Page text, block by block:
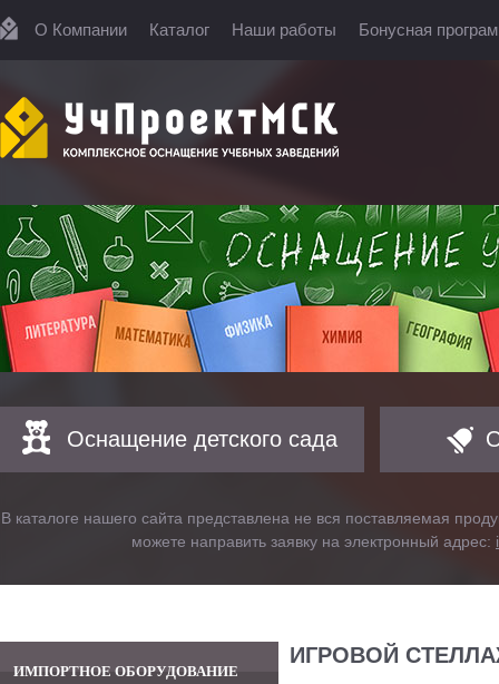
О Компании Каталог Наши работы Бонусная
Оснащение детского сада
В каталоге нашего сайта представлена не вся поставляемая
можете направить заявку на электронный адрес:
ИМПОРТНОЕ ОБОРУДОВАНИЕ
ИГРОВОЙ